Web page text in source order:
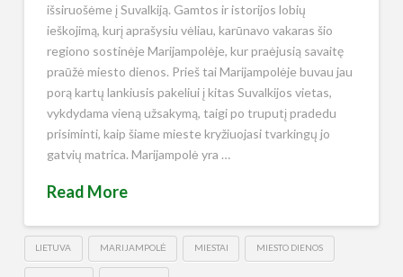
išsiruošėme į Suvalkiją. Gamtos ir istorijos lobių
ieškojimą, kurį aprašysiu vėliau, karūnavo vakaras šio
regiono sostinėje Marijampolėje, kur praėjusią savaitę
praūžė miesto dienos. Prieš tai Marijampolėje buvau jau
porą kartų lankiusis pakeliui į kitas Suvalkijos vietas,
vykdydama vieną užsakymą, taigi po truputį pradedu
prisiminti, kaip šiame mieste kryžiuojasi tvarkingų jo
gatvių matrica. Marijampolė yra …
Read More
LIETUVA MARIJAMPOLĖ MIESTAI MIESTO DIENOS